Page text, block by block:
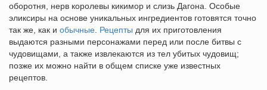
оборотня, нерв королевы кикимор и слизь Дагона. Особые
эликсиры на основе уникальных ингредиентов готовятся точно
так же, как и обычные Рецепты для их приготовления
выдаются разными персонажами перед или после битвы с
чудовищами, а также извлекаются из тел убитых чудовищ;
позже их можно найти в общем списке уже известных
рецептов.